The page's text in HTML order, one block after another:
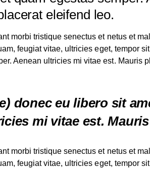
eleifend leo.
morbi tristique senectus et netus et
feugiat vitae, ultricies eget, tempor
Aenean ultricies mi vitae est. Mauris
donec eu libero sit
mi vitae est.
morbi tristique senectus et netus et
feugiat vitae, ultricies eget, tempor